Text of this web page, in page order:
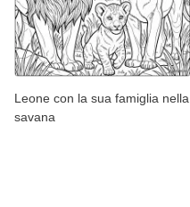
Leone con la sua famiglia nella
savana